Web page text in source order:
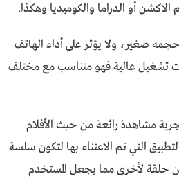
أو الدراما والكوميديا وهكذا.
صغير، ولا يؤثر على أداء الهاتف
تشغيل عالية فهو متناسب مع مختلف
مشاهدة رائعة من حيث الأفلام
التي تم الاعتناء بها لتكون سلسة
حلقة لأخرى مما يجعل المستخدم